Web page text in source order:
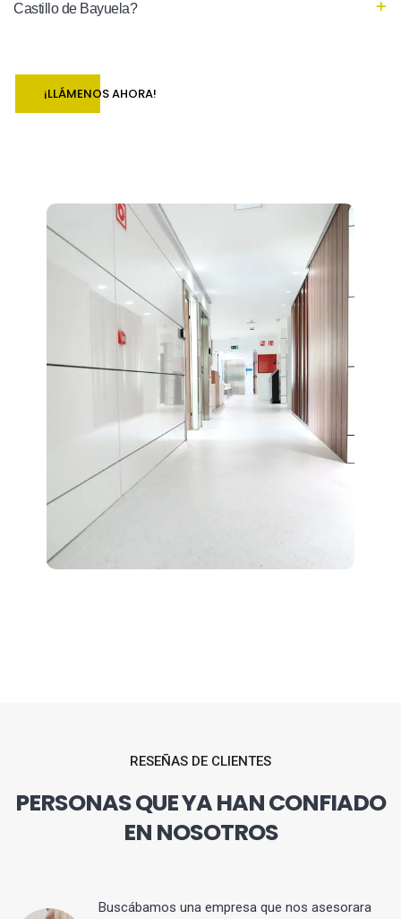
Castillo de Bayuela?
¡LLÁMENOS AHORA!
RESEÑAS DE CLIENTES
PERSONAS QUE YA HAN CONFIADO
EN NOSOTROS
Buscábamos una empresa que nos asesorara